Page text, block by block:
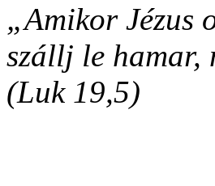
„Amikor Jézus
szállj le hamar,
(Luk 19,5)